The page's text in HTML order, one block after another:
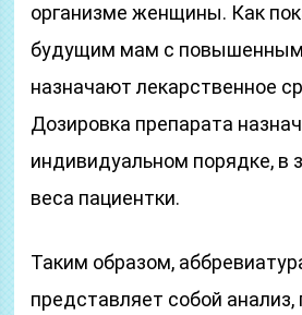
организме женщины. Как
будущим мам с
назначают лекарственное
Дозировка препарата
индивидуальном порядке, в
веса пациентки.
Таким образом,
представляет собой